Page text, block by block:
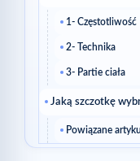
1- Częstotliwość
2- Technika
3- Partie ciała
Jaką szczotkę
Powiązane